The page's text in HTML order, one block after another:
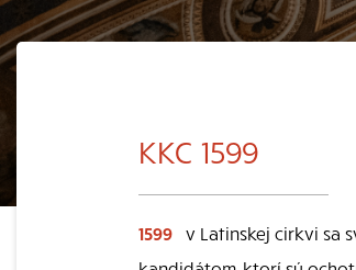
KKC 1599
1599 v Latinskej cirkvi sa